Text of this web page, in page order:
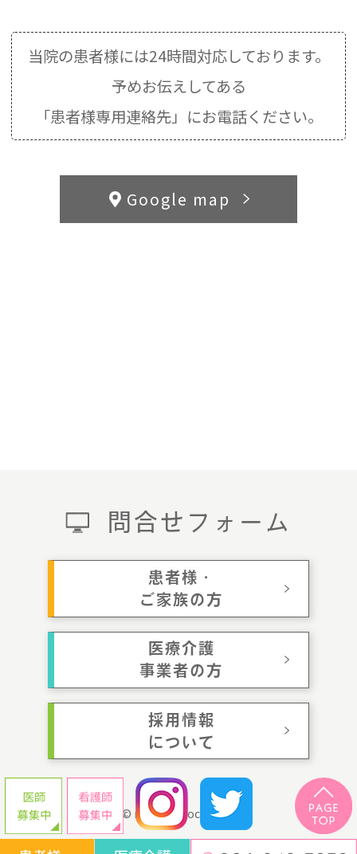
当院の患者様には24時間対応しております。
予めお伝えしてある
「患者様専用連絡先」にお電話ください。
問合せフォーム
患者様・
ご家族の方
医療介護
事業者の方
採用情報
について
© momotaroclinic.jp
Google map